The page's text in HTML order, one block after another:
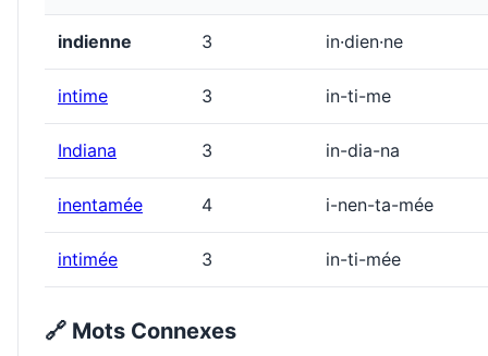
indienne 3 in·dien·ne
intime 3 in-ti-me
Indiana 3 in-dia-na
inentamée 4 i-nen-ta-mée
intimée 3 in-ti-mée
🔗 Mots Connexes